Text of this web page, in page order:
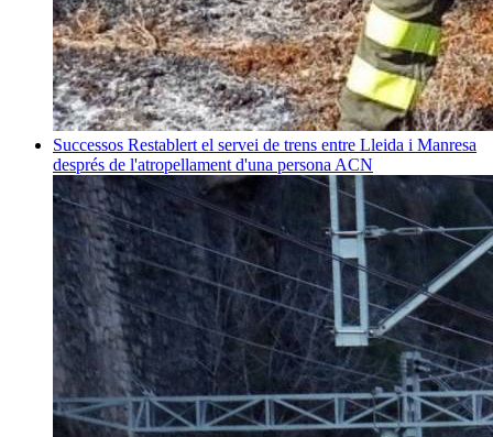
Successos Restablert el servei de trens entre Lleida i Manresa
després de l'atropellament d'una persona ACN